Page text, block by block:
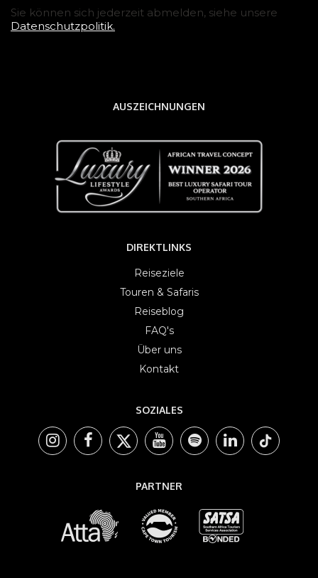
Sie können sich jederzeit abmelden, siehe unsere
Datenschutzpolitik.
AUSZEICHNUNGEN
DIREKTLINKS
Reiseziele
Touren & Safaris
Reiseblog
FAQ's
Über uns
Kontakt
SOZIALES
PARTNER